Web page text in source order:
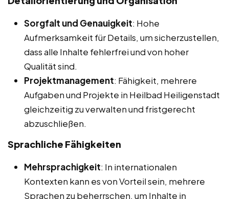
Sorgfalt und Genauigkeit: Hohe
Aufmerksamkeit für Details, um sicherzustellen,
dass alle Inhalte fehlerfrei und von hoher
Qualität sind.
Projektmanagement: Fähigkeit, mehrere
Aufgaben und Projekte in Heilbad Heiligenstadt
gleichzeitig zu verwalten und fristgerecht
abzuschließen.
Sprachliche Fähigkeiten
Mehrsprachigkeit: In internationalen
Kontexten kann es von Vorteil sein, mehrere
Sprachen zu beherrschen, um Inhalte in